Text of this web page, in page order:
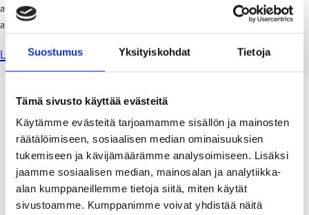
Suostumus Yksityiskohdat Tietoja
Tämä sivusto käyttää evästeitä
Käytämme evästeitä tarjoamamme sisällön ja mainosten
räätälöimiseen, sosiaalisen median ominaisuuksien
tukemiseen ja kävijämäärämme analysoimiseen. Lisäksi
jaamme sosiaalisen median, mainosalan ja analytiikka-
alan kumppaneillemme tietoja siitä, miten käytät
sivustoamme. Kumppanimme voivat yhdistää näitä
alussa voi verkostoitua muiden yrittäjien kanssa. Ensimmäinen esitys
alkaa klo 16.30.
Lue lisää ja ilmoittaudu!